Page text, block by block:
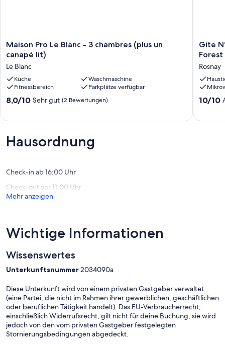
Maison
Pro
Blanc
-
3
chambres
(plus
Le
Maison Pro Le Blanc - 3 chambres (plus un
canapé lit)
Le Blanc
Küche
Waschmaschine
Fitnessbereich
Parkplätze verfügbar
8.0
gut,
(2
8,0/10 Sehr gut (2 Bewertungen)
Gite
N°
in
the
heart
of
the
Gite
Rosnay
10.0
10/10
Hausordnung
Check-in ab 16:00 Uhr
Check-out vor 11:00 Uhr
Mehr anzeigen
Wichtige Informationen
Wissenswertes
Unterkunftsnummer2034090a
Diese Unterkunft wird von einem privaten Gastgeber verwaltet
(eine Partei, die nicht im Rahmen ihrer gewerblichen, geschäftlichen
oder beruflichen Tätigkeit handelt). Das EU-Verbraucherrecht,
einschließlich Widerrufsrecht, gilt nicht für deine Buchung, sie wird
jedoch von den vom privaten Gastgeber festgelegten
Stornierungsbedingungen abgedeckt.